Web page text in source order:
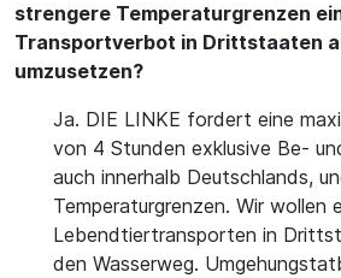
strengere Temperaturgrenzen
Transportverbot in Drittstaaten
umzusetzen?
Ja. DIE LINKE fordert eine
von 4 Stunden exklusive Be-
auch innerhalb Deutschlands,
Temperaturgrenzen. Wir wollen
Lebendtiertransporten in
den Wasserweg.